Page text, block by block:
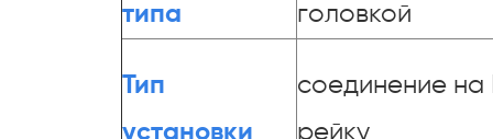
типа
головкой
Тип
установки
соединение на
рейку